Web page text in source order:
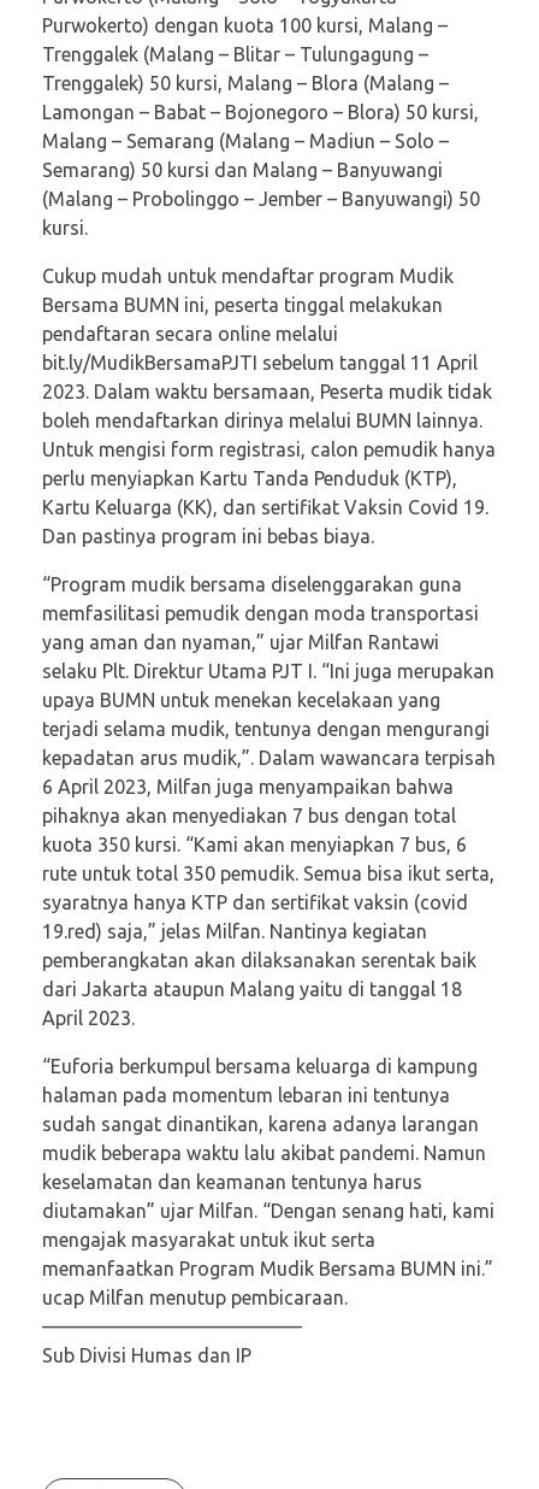
Purwokerto) dengan kuota 100 kursi, Malang –
Trenggalek (Malang – Blitar – Tulungagung –
Trenggalek) 50 kursi, Malang – Blora (Malang –
Lamongan – Babat – Bojonegoro – Blora) 50 kursi,
Malang – Semarang (Malang – Madiun – Solo –
Semarang) 50 kursi dan Malang – Banyuwangi
(Malang – Probolinggo – Jember – Banyuwangi) 50
kursi.
Cukup mudah untuk mendaftar program Mudik
Bersama BUMN ini, peserta tinggal melakukan
pendaftaran secara online melalui
bit.ly/MudikBersamaPJTI sebelum tanggal 11 April
2023. Dalam waktu bersamaan, Peserta mudik tidak
boleh mendaftarkan dirinya melalui BUMN lainnya.
Untuk mengisi form registrasi, calon pemudik hanya
perlu menyiapkan Kartu Tanda Penduduk (KTP),
Kartu Keluarga (KK), dan sertifikat Vaksin Covid 19.
Dan pastinya program ini bebas biaya.
“Program mudik bersama diselenggarakan guna
memfasilitasi pemudik dengan moda transportasi
yang aman dan nyaman,” ujar Milfan Rantawi
selaku Plt. Direktur Utama PJT I. “Ini juga merupakan
upaya BUMN untuk menekan kecelakaan yang
terjadi selama mudik, tentunya dengan mengurangi
kepadatan arus mudik,”. Dalam wawancara terpisah
6 April 2023, Milfan juga menyampaikan bahwa
pihaknya akan menyediakan 7 bus dengan total
kuota 350 kursi. “Kami akan menyiapkan 7 bus, 6
rute untuk total 350 pemudik. Semua bisa ikut serta,
syaratnya hanya KTP dan sertifikat vaksin (covid
19.red) saja,” jelas Milfan. Nantinya kegiatan
pemberangkatan akan dilaksanakan serentak baik
dari Jakarta ataupun Malang yaitu di tanggal 18
April 2023.
“Euforia berkumpul bersama keluarga di kampung
halaman pada momentum lebaran ini tentunya
sudah sangat dinantikan, karena adanya larangan
mudik beberapa waktu lalu akibat pandemi. Namun
keselamatan dan keamanan tentunya harus
diutamakan” ujar Milfan. “Dengan senang hati, kami
mengajak masyarakat untuk ikut serta
memanfaatkan Program Mudik Bersama BUMN ini.”
ucap Milfan menutup pembicaraan.
—————————————–
Sub Divisi Humas dan IP